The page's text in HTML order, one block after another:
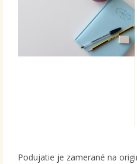
Podujatie je zamerané na